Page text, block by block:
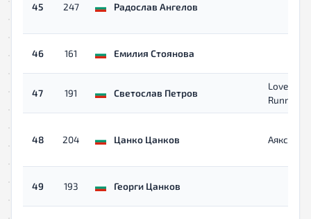
45 247 Радослав Ангелов
46 161 Емилия Стоянова
47 191 Светослав Петров
Lovech
Runners
48 204 Цанко Цанков Аякс
49 193 Георги Цанков